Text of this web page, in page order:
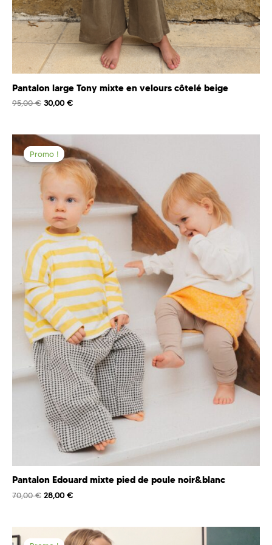
Pantalon large Tony mixte en velours côtelé beige
95,00€ 30,00€
Promo !
Promo !
Pantalon Edouard mixte pied de poule noir&blanc
70,00€ 28,00€